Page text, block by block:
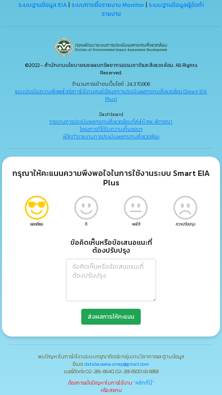
ระบบฐานข้อมูล EIA| ระบบการยื่นรายงาน Monitor| ระบบฐานข้อมูลผู้จัดทำ
รายงาน
©2022 - สำนักงานนโยบายและแผนทรัพยากรธรรมชาติและสิ่งแวดล้อม. All Rights
Reserved.
จำนวนการเข้าชมเว็บไซต์ : 24,370,906
แบบประเมินความพึงพอใจต่อการใช้งานศูนย์ข้อมูลการประเมินผลกระทบสิ่งแวดล้อม (Smart EIA
Plus)
Dashboard
รายงานการประเมินผลกระทบสิ่งแวดล้อมที่ส่งให้ สผ. พิจารณา
โครงการที่ได้รับความเห็นชอบฯ
ผู้จัดทำรายงานการประเมินผลกระทบสิ่งแวดล้อม
กรุณาให้คะแนนความพึงพอใจในการใช้งานระบบ Smart EIA
Plus
ยอดเยี่ยม ดี พอใช้ ควรปรับปรุง
ข้อคิดเห็นหรือข้อเสนอแนะที่
ต้องปรับปรุง
ส่งผลการให้คะแนน
พบปัญหาในการใช้งานระบบกรุณาติดต่อ กลุ่มงานวิชาการและฐานข้อมูล
อีเมล databaseeia.onep@gmail.com
เบอร์ติดต่อ 02-265-6640, 02-265 6500 ต่อ 6858
ต้องการแจ้งปัญหาในการใช้งาน "คลิกที่นี่"
หรือ สแกน